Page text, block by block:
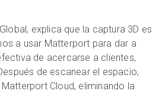
explica que la captura 3D es
a usar Matterport para dar a
de acercarse a clientes,
de escanear el espacio,
Cloud, eliminando la